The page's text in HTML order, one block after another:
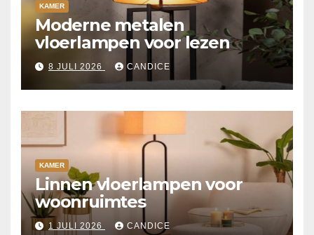
KAMER
Moderne metalen
vloerlampen voor lezen
8 JULI 2026 CANDICE
KAMER
Linnen vloerlampen voor
woonruimtes
1 JULI 2026 CANDICE